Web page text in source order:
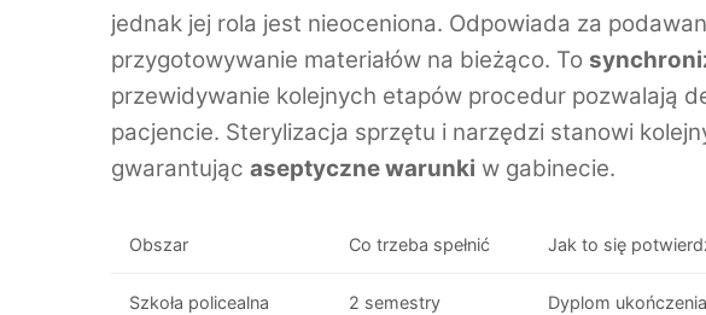
jednak jej rola jest nieoceniona. Odpowiada za
przygotowywanie materiałów na bieżąco. To
przewidywanie kolejnych etapów procedur pozwalają
pacjencie. Sterylizacja sprzętu i narzędzi stanowi
gwarantując aseptyczne warunki w gabinecie.
Obszar Co trzeba spełnić Jak to się
Szkoła policealna 2 semestry Dyplom ukończenia